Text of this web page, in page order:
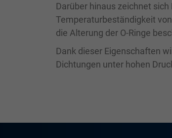
Darüber hinaus zeichnet
Temperaturbeständigkeit
die Alterung der O-Ringe
Dank dieser Eigenschaften
Dichtungen unter hohen